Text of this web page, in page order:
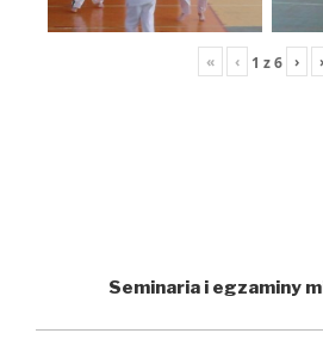
« ‹ 1 z6 ›
Seminaria i egzaminy